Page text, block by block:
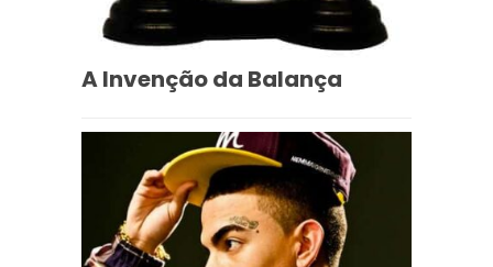
A Invenção da Balança